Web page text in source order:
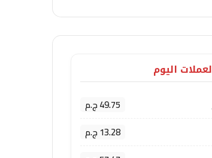
اليوم
49.75 ج.م
13.28 ج.م